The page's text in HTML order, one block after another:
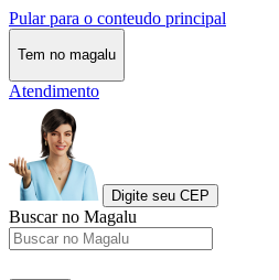
Pular para o conteudo principal
Tem no magalu
Atendimento
Digite seu CEP
Buscar no Magalu